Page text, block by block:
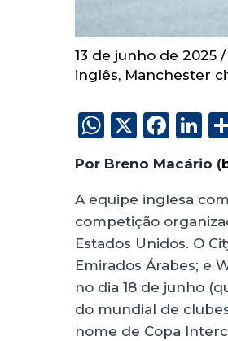
13 de junho de 2025 /
inglês, Manchester
W
h
a
ts
A
p
p
X
F
c
e
b
o
o
k
Li
n
k
e
dI
n
Por Breno Macário (
A equipe inglesa
competição
Estados Unidos. O
Emirados Árabes; e
no dia 18 de junho
do mundial de
nome de Copa